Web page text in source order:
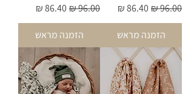
מחיר רגילמחיר מבצע
הזמנה מראש
מחיר רגילמחיר מבצע
הזמנה מראש